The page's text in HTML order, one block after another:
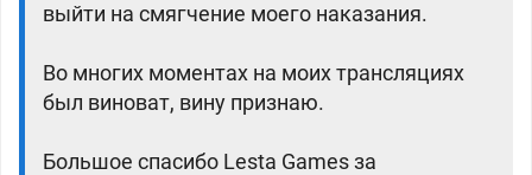
выйти на смягчение моего наказания.
Во многих моментах на моих трансляциях
был виноват, вину признаю.
Большое спасибо Lesta Games за